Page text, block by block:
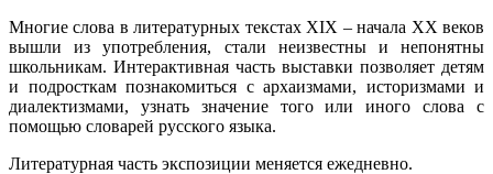
Многие слова в литературных текстах XIX – начала XX веков
вышли из употребления, стали неизвестны и непонятны
школьникам. Интерактивная часть выставки позволяет детям
и подросткам познакомиться с архаизмами, историзмами и
диалектизмами, узнать значение того или иного слова с
помощью словарей русского языка.
Литературная часть экспозиции меняется ежедневно.